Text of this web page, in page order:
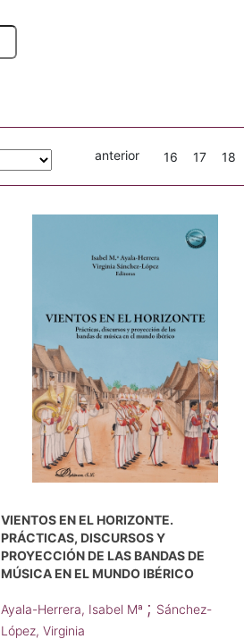
anterior 16 17 18
VIENTOS EN EL HORIZONTE.
PRÁCTICAS, DISCURSOS Y
PROYECCIÓN DE LAS BANDAS DE
MÚSICA EN EL MUNDO IBÉRICO
Ayala-Herrera, Isabel Mª ; Sánchez-
López, Virginia